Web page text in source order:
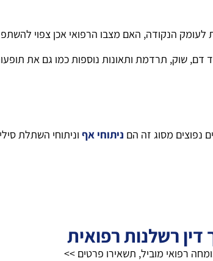
הנקודה, האם מצבו הרפואי אכן צפוי
דם, שוק, תרדמת ותאונות נוספות כמו גם את
נפוצים מסוג זה הם ניתוחי אף וניתוחי השתלת
דין רשלנות רפואית
רפואי מוביל, תשאירו פרטים >>